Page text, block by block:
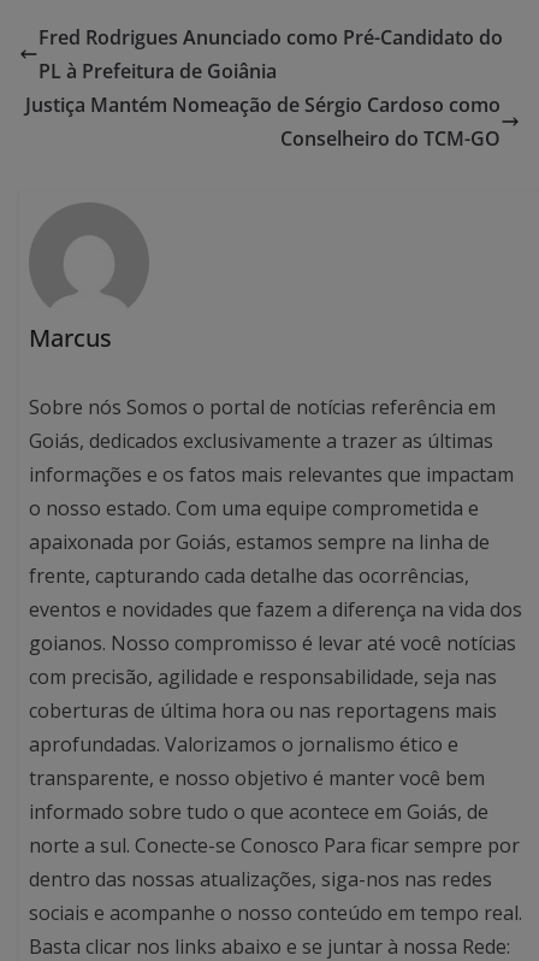
Fred Rodrigues Anunciado como Pré-Candidato do
PL à Prefeitura de Goiânia
Justiça Mantém Nomeação de Sérgio Cardoso como
Conselheiro do TCM-GO
Marcus
Sobre nós Somos o portal de notícias referência em
Goiás, dedicados exclusivamente a trazer as últimas
informações e os fatos mais relevantes que impactam
o nosso estado. Com uma equipe comprometida e
apaixonada por Goiás, estamos sempre na linha de
frente, capturando cada detalhe das ocorrências,
eventos e novidades que fazem a diferença na vida dos
goianos. Nosso compromisso é levar até você notícias
com precisão, agilidade e responsabilidade, seja nas
coberturas de última hora ou nas reportagens mais
aprofundadas. Valorizamos o jornalismo ético e
transparente, e nosso objetivo é manter você bem
informado sobre tudo o que acontece em Goiás, de
norte a sul. Conecte-se Conosco Para ficar sempre por
dentro das nossas atualizações, siga-nos nas redes
sociais e acompanhe o nosso conteúdo em tempo real.
Basta clicar nos links abaixo e se juntar à nossa Rede: